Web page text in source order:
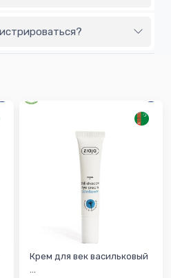
Крем для век васильковый